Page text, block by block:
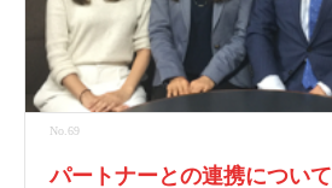
No.69
パートナーとの連携について